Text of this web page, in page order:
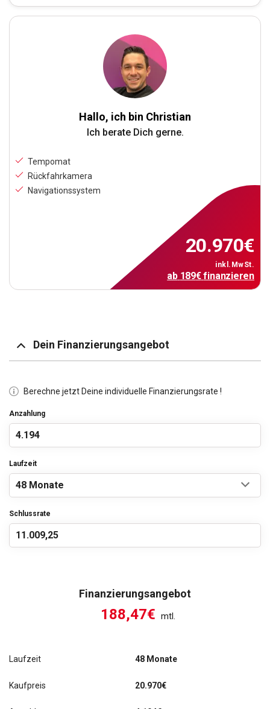
Hallo, ich bin Christian
Ich berate Dich gerne.
Tempomat
Rückfahrkamera
Navigationssystem
20.970€
inkl.MwSt.
ab 189€finanzieren
Dein Finanzierungsangebot
Berechne jetzt Deine individuelle Finanzierungsrate !
Anzahlung
Laufzeit
Schlussrate
Finanzierungsangebot
188,47€ mtl.
Laufzeit 48 Monate
Kaufpreis 20.970€